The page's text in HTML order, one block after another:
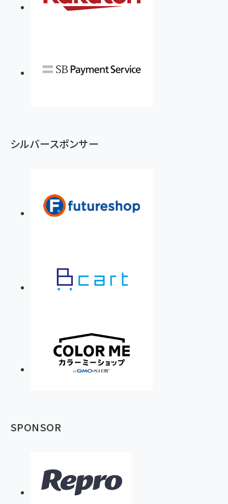
シルバースポンサー
SPONSOR